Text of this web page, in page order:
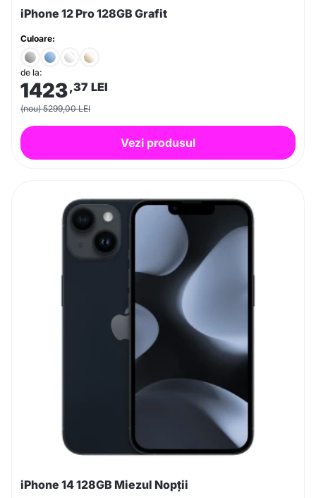
iPhone 12 Pro 128GB Grafit
Culoare:
de la:
1423,37 LEI
(nou) 5299,00 LEI
Vezi produsul
iPhone 14 128GB Miezul Nopții